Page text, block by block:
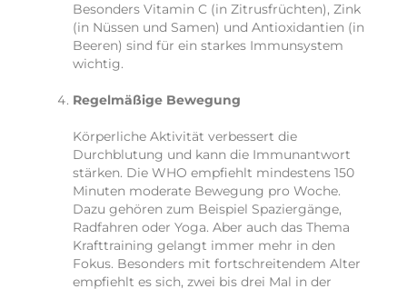
Besonders Vitamin C (in Zitrusfrüchten), Zink
(in Nüssen und Samen) und Antioxidantien (in
Beeren) sind für ein starkes Immunsystem
wichtig.
Regelmäßige Bewegung
Körperliche Aktivität verbessert die
Durchblutung und kann die Immunantwort
stärken. Die WHO empfiehlt mindestens 150
Minuten moderate Bewegung pro Woche.
Dazu gehören zum Beispiel Spaziergänge,
Radfahren oder Yoga. Aber auch das Thema
Krafttraining gelangt immer mehr in den
Fokus. Besonders mit fortschreitendem Alter
empfiehlt es sich, zwei bis drei Mal in der